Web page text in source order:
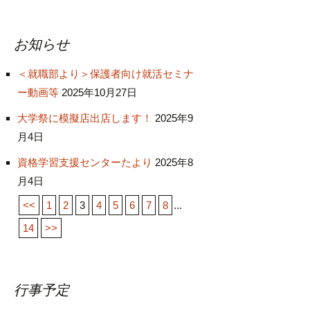
お知らせ
＜就職部より＞保護者向け就活セミナ
ー動画等 2025年10月27日
大学祭に模擬店出店します！
2025年9
月4日
資格学習支援センターたより 2025年8
月4日
<< 1 2 3 4 5 6 7 8 ...
14
>>
行事予定